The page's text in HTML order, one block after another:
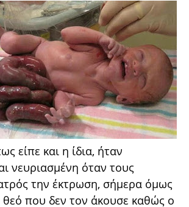
είπε και η ίδια, ήταν
νευριασμένη όταν τους
την έκτρωση, σήμερα όμως
θεό που δεν τον άκουσε καθώς ο